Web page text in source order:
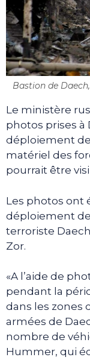
Bastion de
Le ministère
photos prises à
déploiement
matériel des
pourrait être
Les photos ont
déploiement
terroriste
Zor.
«A l’aide de
pendant la
dans les zones
armées de
nombre de
Hummer, qui